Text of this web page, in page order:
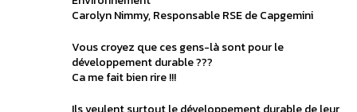
Carolyn Nimmy, Responsable RSE de Capgemini
Vous croyez que ces gens-là sont pour le
développement durable ???
Ca me fait bien rire !!!